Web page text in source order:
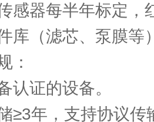
感器每半年标定，
库（滤芯、泵膜等
：
认证的设备。
≥3年，支持协议传